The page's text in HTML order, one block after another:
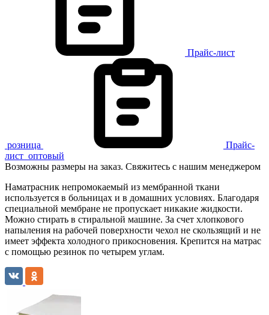
Прайс-лист
розница
Прайс-
лист оптовый
Возможны размеры на заказ. Свяжитесь с нашим менеджером
Наматрасник непромокаемый из мембранной ткани
используется в больницах и в домашних условиях. Благодаря
специальной мембране не пропускает никакие жидкости.
Можно стирать в стиральной машине. За счет хлопкового
напыления на рабочей поверхности чехол не скользящий и не
имеет эффекта холодного прикосновения. Крепится на матрас
с помощью резинок по четырем углам.